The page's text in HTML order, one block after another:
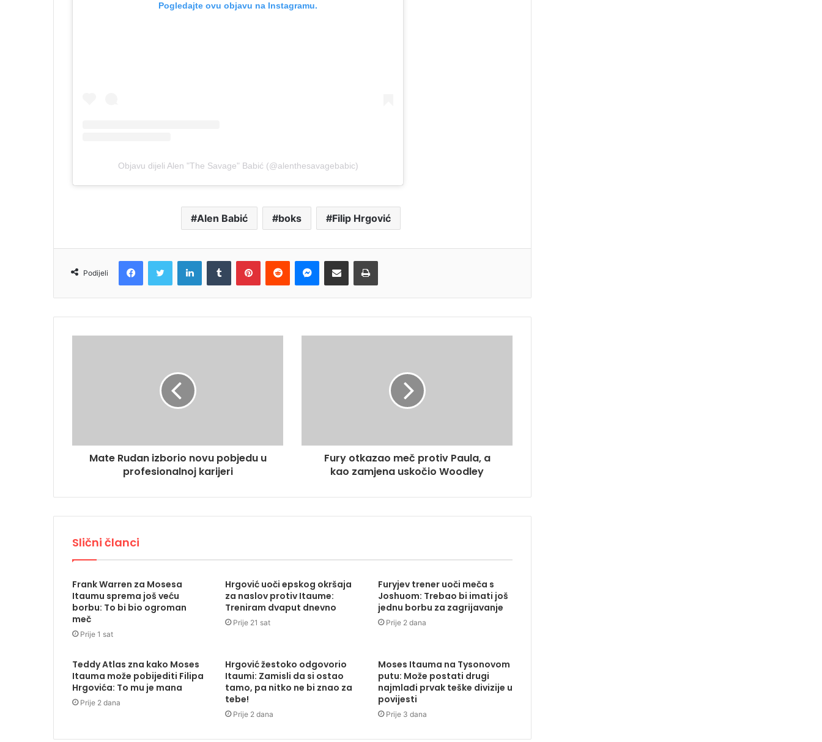
Pogledajte ovu objavu na Instagramu.
Objavu dijeli Alen "The Savage" Babić (@alenthesavagebabic)
Alen Babić boks Filip Hrgović
Podijeli
FacebookTwitter LinkedInTumblr PinterestReddit MessengerPodijeli e-mailom Ispis
Mate Rudan izborio novu pobjedu u
profesionalnoj karijeri
Fury otkazao meč protiv Paula, a
kao zamjena uskočio Woodley
Slični članci
Frank Warren za Mosesa
Itaumu sprema još veću
borbu: To bi bio ogroman
meč
Prije 1 sat
Hrgović uoči epskog okršaja
za naslov protiv Itaume:
Treniram dvaput dnevno
Prije 21 sat
Furyjev trener uoči meča s
Joshuom: Trebao bi imati još
jednu borbu za zagrijavanje
Prije 2 dana
Teddy Atlas zna kako Moses
Itauma može pobijediti Filipa
Hrgovića: To mu je mana
Prije 2 dana
Hrgović žestoko odgovorio
Itaumi: Zamisli da si ostao
tamo, pa nitko ne bi znao za
tebe!
Prije 2 dana
Moses Itauma na Tysonovom
putu: Može postati drugi
najmlađi prvak teške divizije u
povijesti
Prije 3 dana